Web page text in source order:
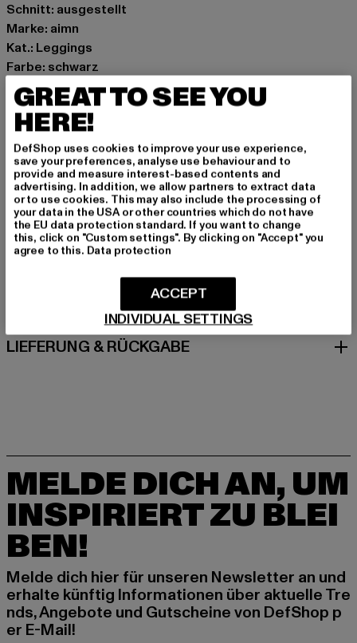
Schnitt: ausgestellt
Marke: aimn
Kat.: Leggings
Farbe: schwarz
Hersteller Farbe: black
Materialzusammensetzung: 80% Polyester, 20%
Elasthan
Art.Nr: 23100142-00007
Hersteller: Urban Styles Agency GmbH & Co. KG |
agentur@urbanstylesagency.com
Schanzenstraße 41 | 51063 Köln | DE
GRÖSSE & PASSFORM
PFLEGEHINWEISE
LIEFERUNG & RÜCKGABE
MELDE DICH AN, UM
INSPIRIERT ZU BLEI
BEN!
Melde dich hier für unseren Newsletter an und
erhalte künftig Informationen über aktuelle Tre
nds, Angebote und Gutscheine von DefShop p
er E-Mail!
GREAT TO SEE YOU
HERE!
DefShop uses cookies to improve your use experience,
save your preferences, analyse use behaviour and to
provide and measure interest-based contents and
advertising. In addition, we allow partners to extract data
or to use cookies. This may also include the processing of
your data in the USA or other countries which do not have
the EU data protection standard. If you want to change
this, click on "Custom settings". By clicking on "Accept" you
agree to this. Data protection
INDIVIDUAL SETTINGS
ACCEPT